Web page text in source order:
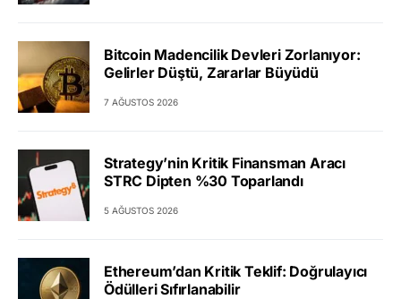
Bitcoin Madencilik Devleri Zorlanıyor:
Gelirler Düştü, Zararlar Büyüdü
7 AĞUSTOS 2026
Strategy’nin Kritik Finansman Aracı
STRC Dipten %30 Toparlandı
5 AĞUSTOS 2026
Ethereum’dan Kritik Teklif: Doğrulayıcı
Ödülleri Sıfırlanabilir